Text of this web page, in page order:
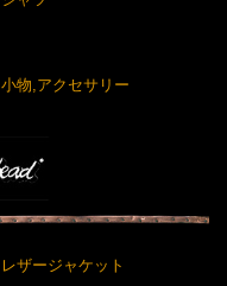
小物,アクセサリー
レザージャケット